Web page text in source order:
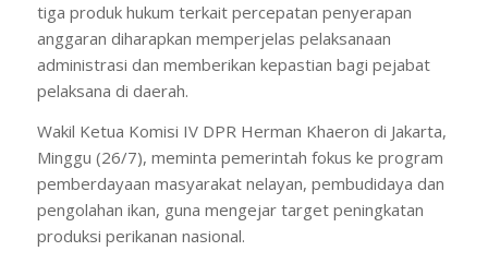
tiga produk hukum terkait percepatan penyerapan
anggaran diharapkan memperjelas pelaksanaan
administrasi dan memberikan kepastian bagi pejabat
pelaksana di daerah.
Wakil Ketua Komisi IV DPR Herman Khaeron di Jakarta,
Minggu (26/7), meminta pemerintah fokus ke program
pemberdayaan masyarakat nelayan, pembudidaya dan
pengolahan ikan, guna mengejar target peningkatan
produksi perikanan nasional.